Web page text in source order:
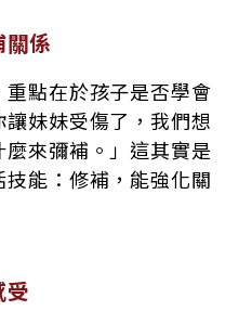
係
點在於孩子是否學會
妹妹受傷了，我們想
來彌補。」這其實是
能：修補，能強化關
受